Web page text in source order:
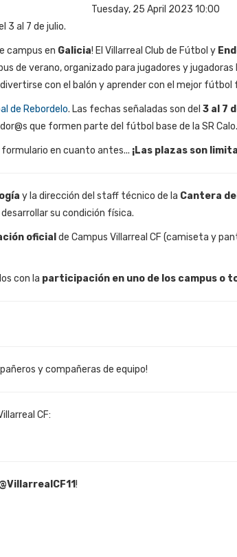
Tuesday, 25 April 2023 10:00
3 al 7 de julio.
campus en Galicia! El Villarreal Club de Fútbol y
de verano,organizado para jugadores y
con el balón y aprender con el mejor
de Rebordelo. Las fechas señaladas son del 3 al 7
que formen parte del fútbol base de la SR Calo.
en cuanto antes... ¡Las plazas son
y la dirección del staff técnico de la Cantera
su condición física.
oficial de Campus Villarreal CF (camiseta y
con la participación en uno de los campus o
y compañeras de equipo!
CF:
!